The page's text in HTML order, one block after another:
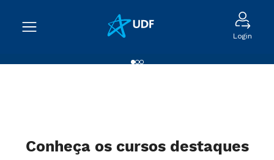
Login
Conheça os cursos destaques